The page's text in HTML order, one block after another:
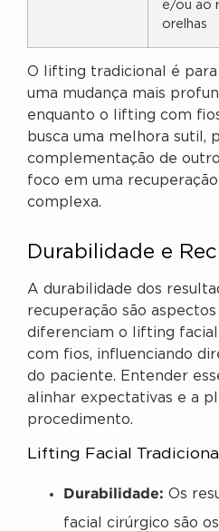
e/ou ao
orelhas
O lifting tradicional é para
uma mudança mais
enquanto o lifting com
busca uma melhora sutil,
complementação de
foco em uma
complexa.
Durabilidade e
A durabilidade dos
recuperação são aspectos
diferenciam o lifting
com fios, influenciando
do paciente. Entender
alinhar expectativas e a
procedimento.
Lifting Facial
Durabilidade: Os
facial cirúrgico são